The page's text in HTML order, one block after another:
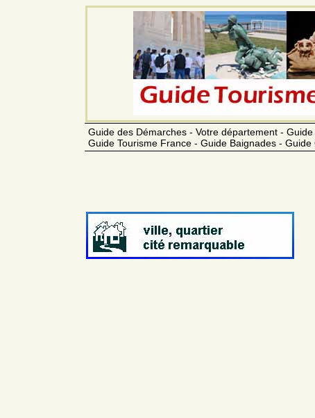
Guide des Démarches - Votre département -
Guide Tourisme France - Guide Baignades -